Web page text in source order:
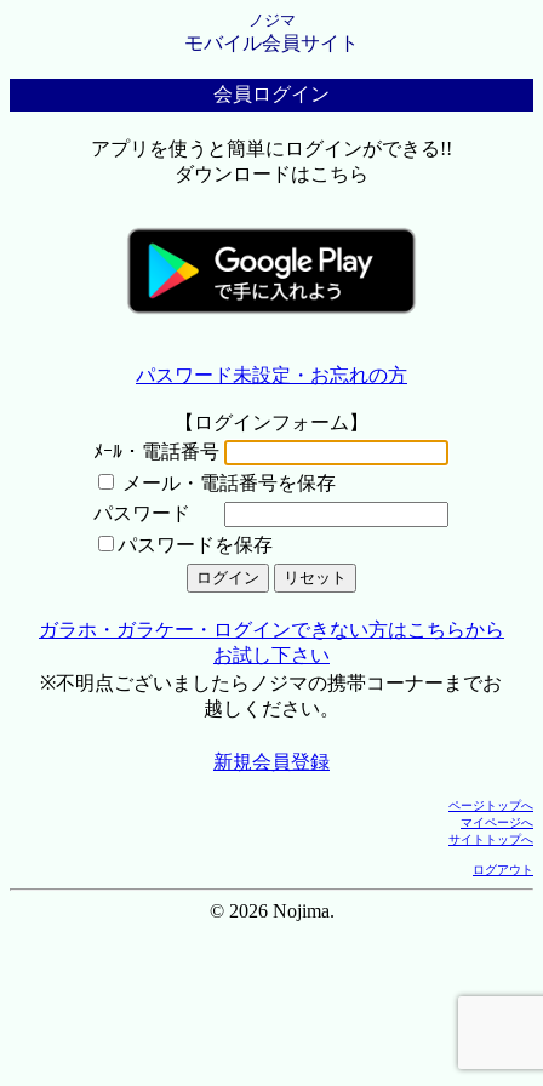
ノジマ
モバイル会員サイト
会員ログイン
アプリを使うと簡単にログインができる!!
ダウンロードはこちら
パスワード未設定・お忘れの方
【ログインフォーム】
ﾒｰﾙ・電話番号
メール・電話番号を保存
パスワード
パスワードを保存
ガラホ・ガラケー・ログインできない方はこちらから
お試し下さい
※不明点ございましたらノジマの携帯コーナーまでお
越しください。
新規会員登録
ページトップへ
マイページへ
サイトトップへ
ログアウト
© 2026 Nojima.